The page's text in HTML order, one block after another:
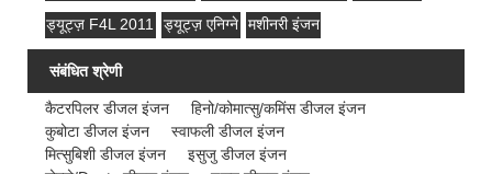
ड्यूट्ज़ F4L 2011 ड्यूट्ज़ एनिग्ने मशीनरी इंजन
संबंधित श्रेणी
कैटरपिलर डीजल इंजन
हिनो/कोमात्सु/कमिंस डीजल इंजन
कुबोटा डीजल इंजन
स्वाफली डीजल इंजन
मित्सुबिशी डीजल इंजन
इसुजु डीजल इंजन